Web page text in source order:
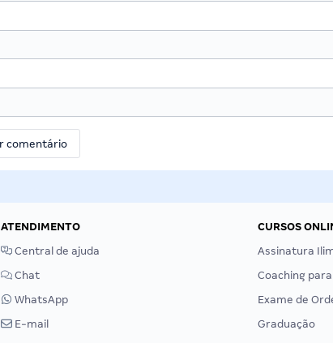
ATENDIMENTO
Central de ajuda
Chat
WhatsApp
E-mail
CURSOS
Assinatura
Coaching
Exame de
Graduação